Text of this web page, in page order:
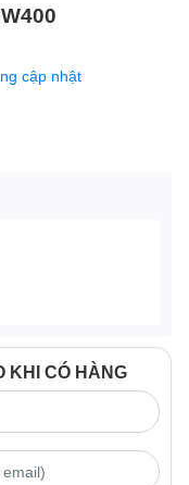
cập nhật
KHI CÓ HÀNG